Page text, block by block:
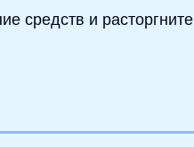
средств и расторгните